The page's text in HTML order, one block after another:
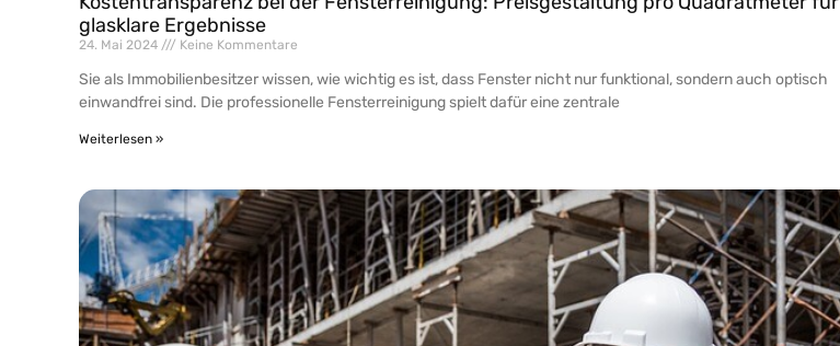
glasklare Ergebnisse
24. Mai 2024 Keine Kommentare
Sie als Immobilienbesitzer wissen, wie wichtig es ist, dass Fenster nicht nur funktional, sondern auch optisch
einwandfrei sind. Die professionelle Fensterreinigung spielt dafür eine zentrale
Weiterlesen »